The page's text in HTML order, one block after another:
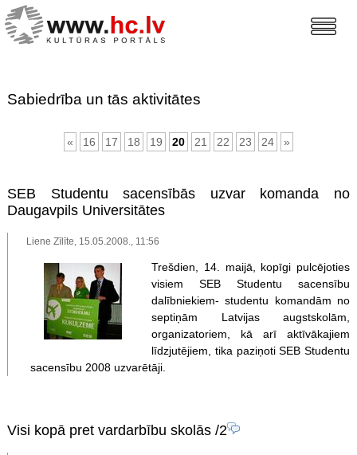
Sabiedrība un tās aktivitātes
« 16 17 18 19 20 21 22 23 24 »
SEB Studentu sacensībās uzvar komanda no
Daugavpils Universitātes
Liene Zīlīte, 15.05.2008., 11:56
Trešdien, 14. maijā, kopīgi pulcējoties
visiem SEB Studentu sacensību
dalībniekiem- studentu komandām no
septiņām Latvijas augstskolām,
organizatoriem, kā arī aktīvākajiem
līdzjutējiem, tika paziņoti SEB Studentu
sacensību 2008 uzvarētāji.
Visi kopā pret vardarbību skolās/2